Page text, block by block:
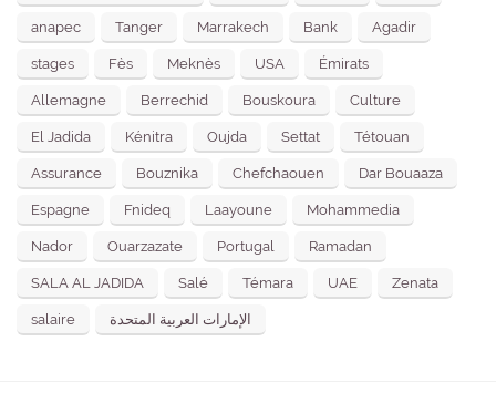
anapec Tanger Marrakech Bank Agadir
stages Fès Meknès USA Émirats
Allemagne Berrechid Bouskoura Culture
El Jadida Kénitra Oujda Settat Tétouan
Assurance Bouznika Chefchaouen Dar Bouaaza
Espagne Fnideq Laayoune Mohammedia
Nador Ouarzazate Portugal Ramadan
SALA AL JADIDA Salé Témara UAE Zenata
salaire الإمارات العربية المتحدة